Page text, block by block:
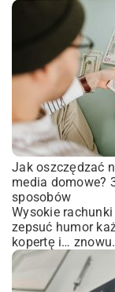
Jak oszczędzać
media domowe?
sposobów
Wysokie
zepsuć humor
kopertę i…